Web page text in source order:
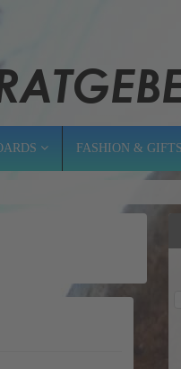
FASHION & GIFTS